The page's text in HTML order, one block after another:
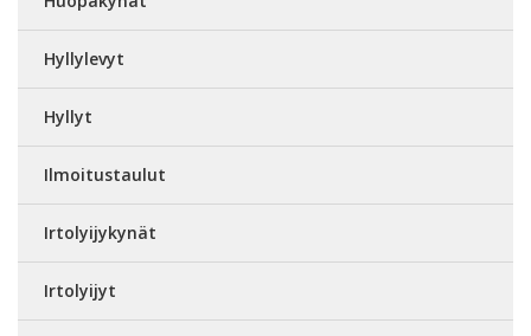
Hyllylevyt
Hyllyt
Ilmoitustaulut
Irtolyijykynät
Irtolyijyt